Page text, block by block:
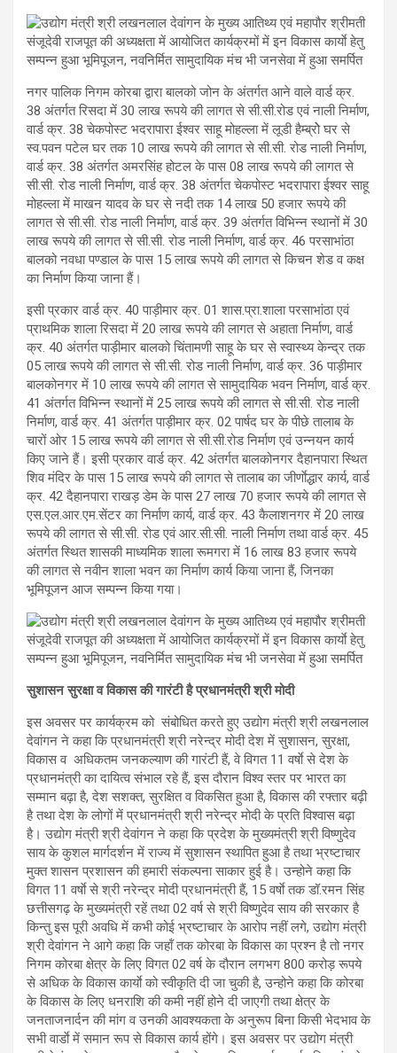
नगर पालिक निगम कोरबा द्वारा बालको जोन के अंतर्गत आने वाले वार्ड क्र.
38 अंतर्गत रिसदा में 30 लाख रूपये की लागत से सी.सी.रोड एवं नाली निर्माण,
वार्ड क्र. 38 चेकपोस्ट भदरापारा ईश्वर साहू मोहल्ला में लूडी हैम्ब्रोे घर से
स्व.पवन पटेल घर तक 10 लाख रूपये की लागत से सी.सी. रोड नाली निर्माण,
वार्ड क्र. 38 अंतर्गत अमरसिंह होटल के पास 08 लाख रूपये की लागत से
सी.सी. रोड नाली निर्माण, वार्ड क्र. 38 अंतर्गत चेकपोस्ट भदरापारा ईश्वर साहू
मोहल्ला में माखन यादव के घर से नदी तक 14 लाख 50 हजार रूपये की
लागत से सी.सी. रोड नाली निर्माण, वार्ड क्र. 39 अंतर्गत विभिन्न स्थानों में 30
लाख रूपये की लागत से सी.सी. रोड नाली निर्माण, वार्ड क्र. 46 परसाभांठा
बालको नवधा पण्डाल के पास 15 लाख रूपये की लागत से किचन शेड व कक्ष
का निर्माण किया जाना हैं।
इसी प्रकार वार्ड क्र. 40 पाड़ीमार क्र. 01 शास.प्रा.शाला परसाभांठा एवं
प्राथमिक शाला रिसदा में 20 लाख रूपये की लागत से अहाता निर्माण, वार्ड
क्र. 40 अंतर्गत पाड़ीमार बालको चिंतामणी साहू के घर से स्वास्थ्य केन्द्र तक
05 लाख रूपये की लागत से सी.सी. रोड नाली निर्माण, वार्ड क्र. 36 पाड़ीमार
बालकोनगर में 10 लाख रूपये की लागत से सामुदायिक भवन निर्माण, वार्ड क्र.
41 अंतर्गत विभिन्न स्थानों में 25 लाख रूपये की लागत से सी.सी. रोड नाली
निर्माण, वार्ड क्र. 41 अंतर्गत पाड़ीमार क्र. 02 पार्षद घर के पीछे तालाब के
चारों ओर 15 लाख रूपये की लागत से सी.सी.रोड निर्माण एवं उन्नयन कार्य
किए जाने हैं। इसी प्रकार वार्ड क्र. 42 अंतर्गत बालकोनगर दैहानपारा स्थित
शिव मंदिर के पास 15 लाख रूपये की लागत से तालाब का जीर्णाेद्धार कार्य, वार्ड
क्र. 42 दैहानपारा राखड़ डेम के पास 27 लाख 70 हजार रूपये की लागत से
एस.एल.आर.एम.सेंटर का निर्माण कार्य, वार्ड क्र. 43 कैलाशनगर में 20 लाख
रूपये की लागत से सी.सी. रोड एवं आर.सी.सी. नाली निर्माण तथा वार्ड क्र. 45
अंतर्गत स्थित शासकी माध्यमिक शाला रूमगरा में 16 लाख 83 हजार रूपये
की लागत से नवीन शाला भवन का निर्माण कार्य किया जाना हैं, जिनका
भूमिपूजन आज सम्पन्न किया गया।
सुशासन सुरक्षा व विकास की गारंटी है प्रधानमंत्री श्री मोदी
इस अवसर पर कार्यक्रम को संबोधित करते हुए उद्योग मंत्री श्री लखनलाल
देवांगन ने कहा कि प्रधानमंत्री श्री नरेन्द्र मोदी देश में सुशासन, सुरक्षा,
विकास व अधिकतम जनकल्याण की गारंटी हैं, वे विगत 11 वर्षाे से देश के
प्रधानमंत्री का दायित्व संभाल रहे हैं, इस दौरान विश्व स्तर पर भारत का
सम्मान बढ़ा है, देश सशक्त, सुरक्षित व विकसित हुआ है, विकास की रफ्तार बढ़ी
है तथा देश के लोगों में प्रधानमंत्री श्री नरेन्द्र मोदी के प्रति विश्वास बढ़ा
है। उद्योग मंत्री श्री देवांगन ने कहा कि प्रदेश के मुख्यमंत्री श्री विष्णुदेव
साय के कुशल मार्गदर्शन में राज्य में सुशासन स्थापित हुआ है तथा भ्रष्टाचार
मुक्त शासन प्रशासन की हमारी संकल्पना साकार हुई है। उन्होने कहा कि
विगत 11 वर्षाे से श्री नरेन्द्र मोदी प्रधानमंत्री हैं, 15 वर्षाे तक डॉ.रमन सिंह
छत्तीसगढ़ के मुख्यमंत्री रहें तथा 02 वर्ष से श्री विष्णुदेव साय की सरकार है
किन्तु इस पूरी अवधि में कभी कोई भ्रष्टाचार के आरोप नहीं लगे, उद्योग मंत्री
श्री देवांगन ने आगे कहा कि जहॉं तक कोरबा के विकास का प्रश्न है तो नगर
निगम कोरबा क्षेत्र के लिए विगत 02 वर्ष के दौरान लगभग 800 करोड़ रूपये
से अधिक के विकास कार्याे को स्वीकृति दी जा चुकी है, उन्होने कहा कि कोरबा
के विकास के लिए धनराशि की कमी नहीं होने दी जाएगी तथा क्षेत्र के
जनताजनार्दन की मांग व उनकी आवश्यकता के अनुरूप बिना किसी भेदभाव के
सभी वार्डाे में समान रूप से विकास कार्य होंगे। इस अवसर पर उद्योग मंत्री